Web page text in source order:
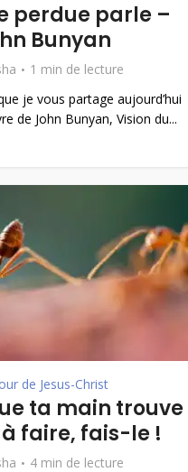
perdue parle –
Bunyan
1 min de lecture
je vous partage aujourd’hui
de John Bunyan, Vision du...
de Jesus-Christ
ta main trouve
faire, fais-le !
4 min de lecture